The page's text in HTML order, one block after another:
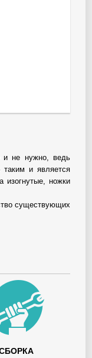
и не нужно, ведь
и является
изогнутые, ножки
существующих